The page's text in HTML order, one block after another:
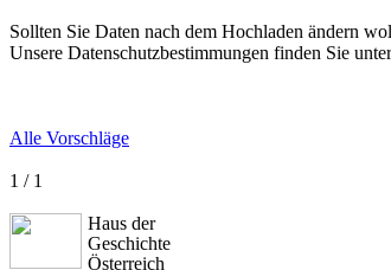
Sollten Sie Daten nach dem Hochladen ändern
Unsere Datenschutzbestimmungen finden Sie
Alle Vorschläge
1 / 1
Haus der
Geschichte
Österreich